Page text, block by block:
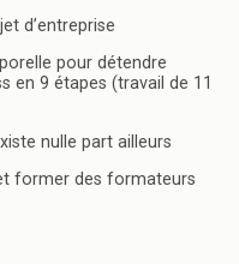
d’entreprise
pour détendre
en 9 étapes (travail de 11
nulle part ailleurs
former des formateurs